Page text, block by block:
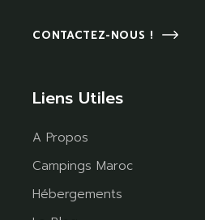
CONTACTEZ-NOUS !
Liens Utiles
A Propos
Campings Maroc
Hébergements